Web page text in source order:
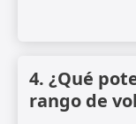
4. ¿Qué
rango de